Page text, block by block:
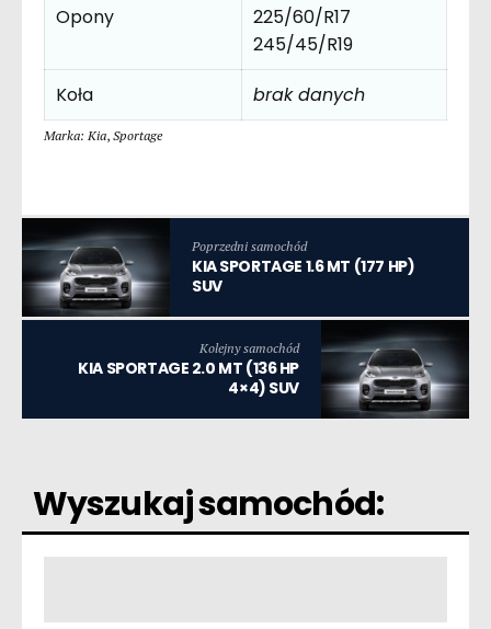
Opony
225/60/R17
245/45/R19
Koła
brak danych
Marka: Kia, Sportage
Poprzedni samochód
KIA SPORTAGE 1.6 MT (177 HP)
SUV
Kolejny samochód
KIA SPORTAGE 2.0 MT (136 HP
4×4) SUV
Wyszukaj samochód: